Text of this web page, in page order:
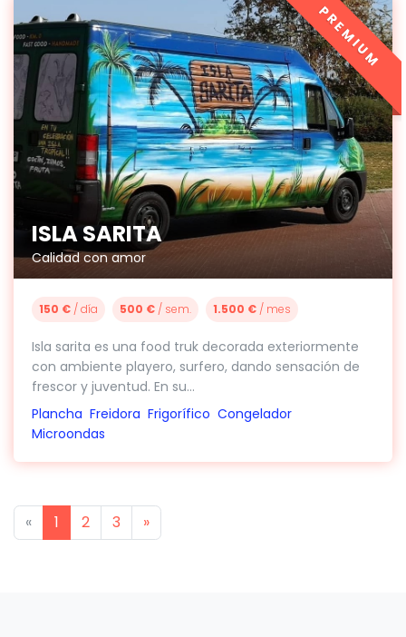
ISLA SARITA
Calidad con amor
150 € / día 500 € / sem. 1.500 € / mes
Isla sarita es una food truk decorada exteriormente
con ambiente playero, surfero, dando sensación de
frescor y juventud. En su...
Plancha Freidora Frigorífico Congelador
Microondas
PREMIUM
«Previous
1 2 3 »Next